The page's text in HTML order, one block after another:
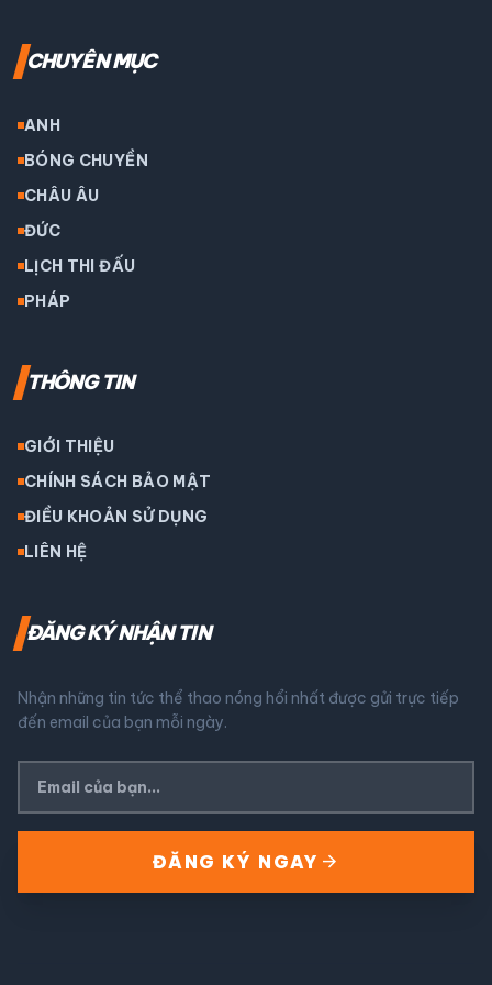
CHUYÊN MỤC
ANH
BÓNG CHUYỀN
CHÂU ÂU
ĐỨC
LỊCH THI ĐẤU
PHÁP
THÔNG TIN
GIỚI THIỆU
CHÍNH SÁCH BẢO MẬT
ĐIỀU KHOẢN SỬ DỤNG
LIÊN HỆ
ĐĂNG KÝ NHẬN TIN
Nhận những tin tức thể thao nóng hổi nhất được gửi trực tiếp
đến email của bạn mỗi ngày.
ĐĂNG KÝ NGAY arrow_forward